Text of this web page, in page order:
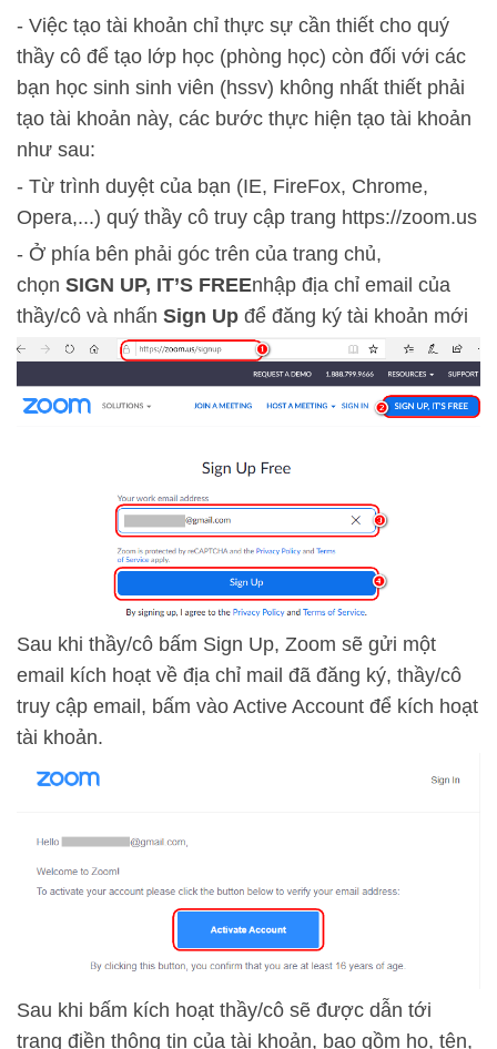
- Việc tạo tài khoản chỉ thực sự cần thiết cho quý
thầy cô để tạo lớp học (phòng học) còn đối với các
bạn học sinh sinh viên (hssv) không nhất thiết phải
tạo tài khoản này, các bước thực hiện tạo tài khoản
như sau:
- Từ trình duyệt của bạn (IE, FireFox, Chrome,
Opera,...) quý thầy cô truy cập trang https://zoom.us
- Ở phía bên phải góc trên của trang chủ,
chọn SIGN UP, IT’S FREEnhập địa chỉ email của
thầy/cô và nhấn Sign Up để đăng ký tài khoản mới
Sau khi thầy/cô bấm Sign Up, Zoom sẽ gửi một
email kích hoạt về địa chỉ mail đã đăng ký, thầy/cô
truy cập email, bấm vào Active Account để kích hoạt
tài khoản.
Sau khi bấm kích hoạt thầy/cô sẽ được dẫn tới
trang điền thông tin của tài khoản, bao gồm họ, tên,